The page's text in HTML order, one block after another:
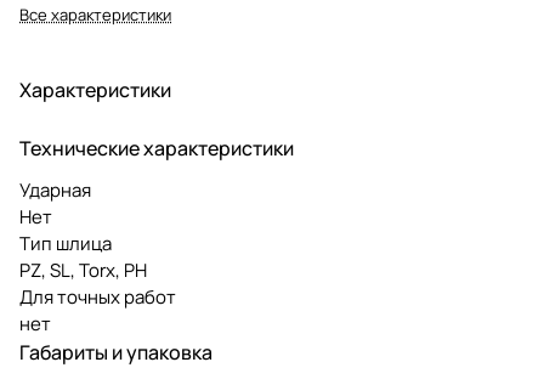
Все характеристики
Характеристики
Технические характеристики
Ударная
Нет
Тип шлица
PZ, SL, Torx, PH
Для точных работ
нет
Габариты и упаковка